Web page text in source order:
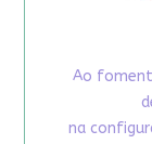
Ao
na